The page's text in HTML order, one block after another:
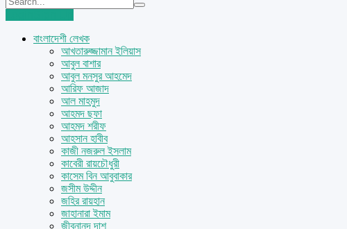
বাংলাদেশী লেখক
আখতারুজ্জামান ইলিয়াস
আবুল বাশার
আবুল মনসুর আহমেদ
আরিফ আজাদ
আল মাহমুদ
আহমদ ছফা
আহমদ শরীফ
আহসান হাবীব
কাজী নজরুল ইসলাম
কাবেরী রায়চৌধুরী
কাসেম বিন আবুবাকার
জসীম উদ্দীন
জহির রায়হান
জাহানারা ইমাম
জীবনানন্দ দাশ